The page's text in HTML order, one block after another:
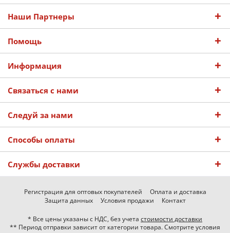
Наши Партнеры
Помощь
Информация
Связаться с нами
Следуй за нами
Способы оплаты
Службы доставки
Регистрация для оптовых покупателей
Оплата и доставка
Защита данных
Условия продажи Контакт
* Все цены указаны с НДС, без учета стоимости доставки
** Период отправки зависит от категории товара. Смотрите условия